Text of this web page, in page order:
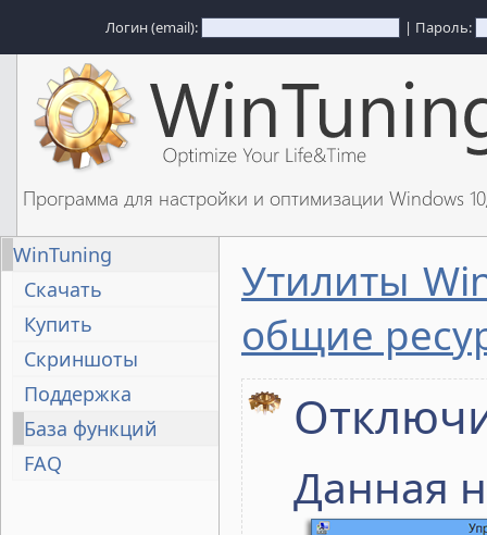
Логин (email): | Пароль:
Программа для настройки и оптимизации Windows
WinTuning
Скачать
Купить
Скриншоты
Поддержка
База функций
FAQ
Утилиты
общие
Данная